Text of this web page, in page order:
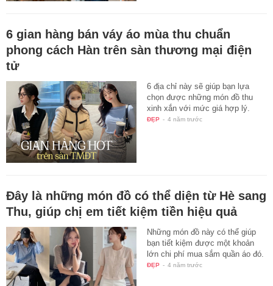
6 gian hàng bán váy áo mùa thu chuẩn
phong cách Hàn trên sàn thương mại điện
tử
6 địa chỉ này sẽ giúp bạn lựa
chọn được những món đồ thu
xinh xắn với mức giá hợp lý.
ĐẸP - 4 năm trước
Đây là những món đồ có thể diện từ Hè sang
Thu, giúp chị em tiết kiệm tiền hiệu quả
Những món đồ này có thể giúp
bạn tiết kiệm được một khoản
lớn chi phí mua sắm quần áo đó.
ĐẸP - 4 năm trước